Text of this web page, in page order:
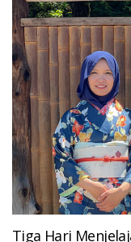
Tiga Hari